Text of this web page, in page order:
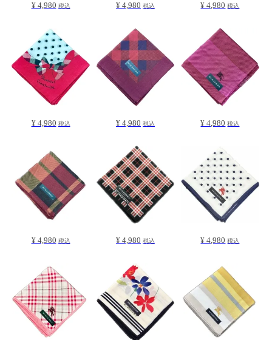
¥ 4,980 税込 ¥ 4,980 税込 ¥ 4,980 税込
¥ 4,980 税込 ¥ 4,980 税込 ¥ 4,980 税込
¥ 4,980 税込 ¥ 4,980 税込 ¥ 4,980 税込